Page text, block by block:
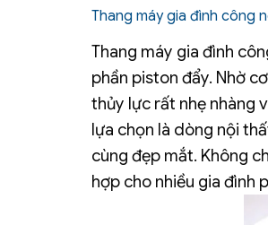
Thang máy gia đình công
Thang máy gia đình
phần piston đẩy. Nhờ
thủy lực rất nhẹ nhàng
lựa chọn là dòng nội
cùng đẹp mắt. Không
hợp cho nhiều gia đình